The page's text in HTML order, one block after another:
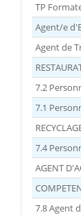
TP
Agent/e
Agent de
7.2
7.1
7.4
AGENT
7.8 Agent